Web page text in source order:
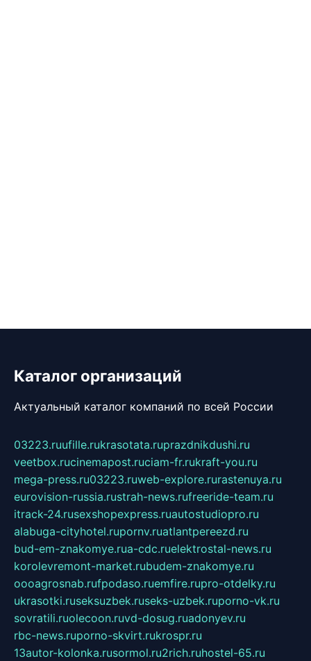
Каталог организаций
Актуальный каталог компаний по всей России
03223.ruufille.rukrasotata.ruprazdnikdushi.ru
veetbox.rucinemapost.ruciam-fr.rukraft-you.ru
mega-press.ru03223.ruweb-explore.rurastenuya.ru
eurovision-russia.rustrah-news.rufreeride-team.ru
itrack-24.rusexshopexpress.ruautostudiopro.ru
alabuga-cityhotel.rupornv.ruatlantpereezd.ru
bud-em-znakomye.rua-cdc.ruelektrostal-news.ru
korolevremont-market.rubudem-znakomye.ru
oooagrosnab.rufpodaso.ruemfire.rupro-otdelky.ru
ukrasotki.ruseksuzbek.ruseks-uzbek.ruporno-vk.ru
sovratili.ruolecoon.ruvd-dosug.ruadonyev.ru
rbc-news.ruporno-skvirt.rukrospr.ru
13autor-kolonka.rusormol.ru2rich.ruhostel-65.ru